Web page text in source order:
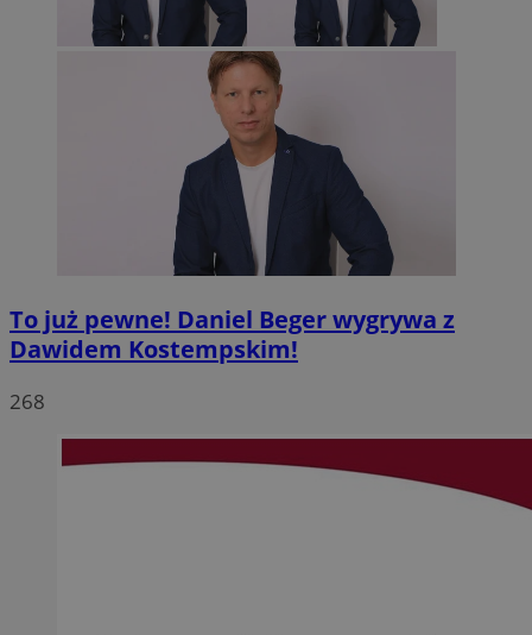
To już pewne! Daniel Beger wygrywa z
Dawidem Kostempskim!
268